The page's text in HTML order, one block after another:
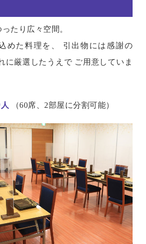
たり広々空間。
めた料理を、 引出物には感謝の
に厳選したうえで ご用意していま
人 （60席、2部屋に分割可能）